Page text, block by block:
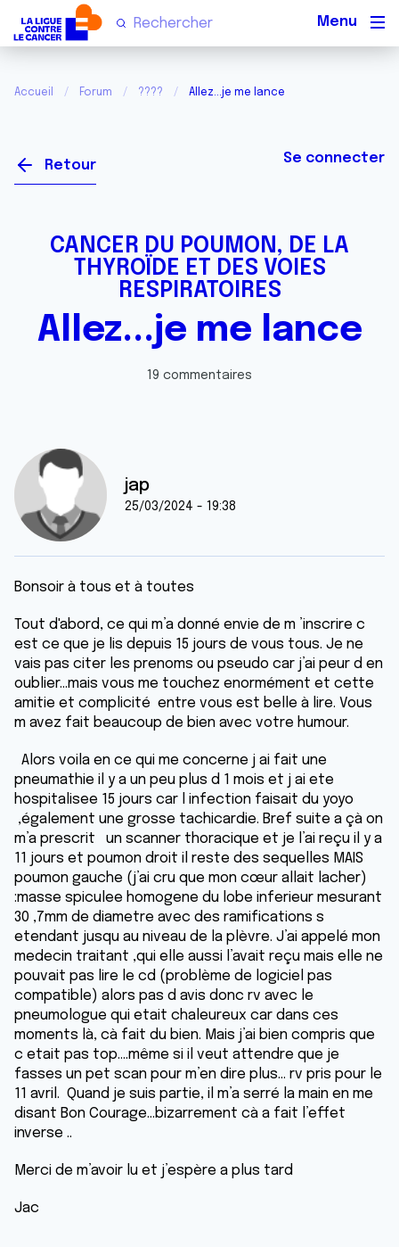
Accueil Forum ???? Allez...je me lance
Retour Se connecter
CANCER DU POUMON, DE LA
THYROÏDE ET DES VOIES
RESPIRATOIRES
Allez...je me lance
19 commentaires
jap
25/03/2024 - 19:38
Bonsoir à tous et à toutes
Tout d'abord, ce qui m’a donné envie de m ’inscrire c
est ce que je lis depuis 15 jours de vous tous. Je ne
vais pas citer les prenoms ou pseudo car j’ai peur d en
oublier...mais vous me touchez enormément et cette
amitie et complicité entre vous est belle à lire. Vous
m avez fait beaucoup de bien avec votre humour.
Alors voila en ce qui me concerne j ai fait une
pneumathie il y a un peu plus d 1 mois et j ai ete
hospitalisee 15 jours car l infection faisait du yoyo
,également une grosse tachicardie. Bref suite a çà on
m’a prescrit un scanner thoracique et je l’ai reçu il y a
11 jours et poumon droit il reste des sequelles MAIS
poumon gauche (j’ai cru que mon cœur allait lacher)
:masse spiculee homogene du lobe inferieur mesurant
30 ,7mm de diametre avec des ramifications s
etendant jusqu au niveau de la plèvre. J’ai appelé mon
medecin traitant ,qui elle aussi l’avait reçu mais elle ne
pouvait pas lire le cd (problème de logiciel pas
compatible) alors pas d avis donc rv avec le
pneumologue qui etait chaleureux car dans ces
moments là, cà fait du bien. Mais j’ai bien compris que
c etait pas top....même si il veut attendre que je
fasses un pet scan pour m’en dire plus... rv pris pour le
11 avril. Quand je suis partie, il m’a serré la main en me
disant Bon Courage...bizarrement cà a fait l’effet
inverse ..
Merci de m’avoir lu et j’espère a plus tard
Jac